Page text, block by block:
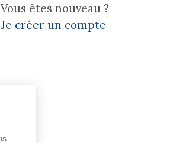
Vous êtes nouveau ?
Je créer un compte